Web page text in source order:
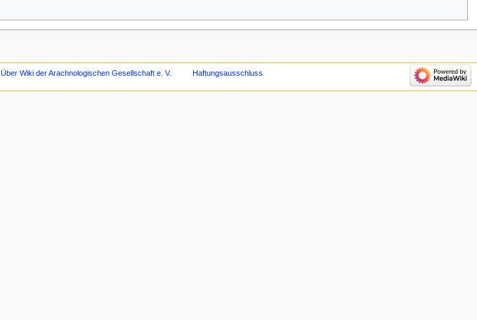
Über Wiki der Arachnologischen Gesellschaft e. V. Haftungsausschluss